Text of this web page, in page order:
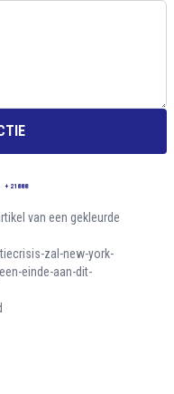
+ 21888
van een gekleurde
zal-new-york-
einde-aan-dit-